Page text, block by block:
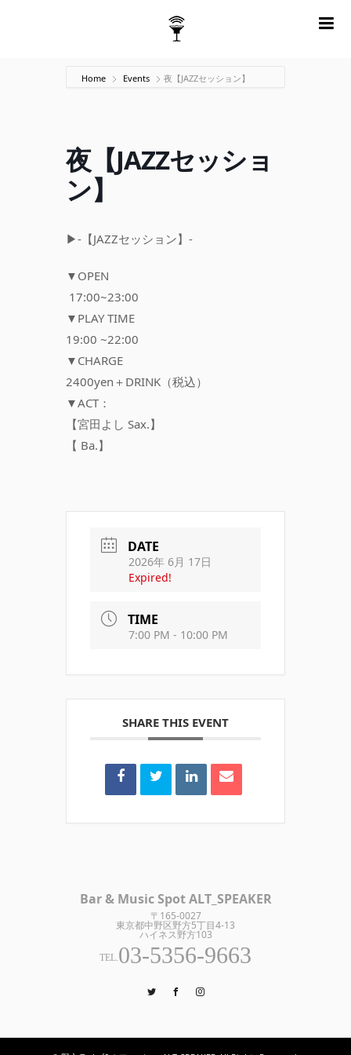
Home Events 夜【JAZZセッション】
夜【JAZZセッショ
ン】
▶︎-【JAZZセッション】-
▼OPEN
17:00~23:00
▼PLAY TIME
19:00 ~22:00
▼CHARGE
2400yen＋DRINK（税込）
▼ACT：
【宮田よし Sax.】
【 Ba.】
DATE
2026年 6月 17日
Expired!
TIME
7:00 PM - 10:00 PM
SHARE THIS EVENT
Bar & Music Spot ALT_SPEAKER
〒165-0027
東京都中野区野方5丁目4-13
ハイネス野方103
TEL.03-5356-9663
TwitterFacebook